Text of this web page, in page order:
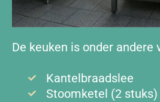
De keuken is onder andere
Kantelbraadslee
Stoomketel (2 stuks)